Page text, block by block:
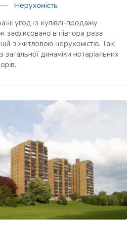
— Нерухомість
угод із купівлі-продажу
зафіксовано в півтора раза
з житловою нерухомістю. Такі
загальної динаміки нотаріальних